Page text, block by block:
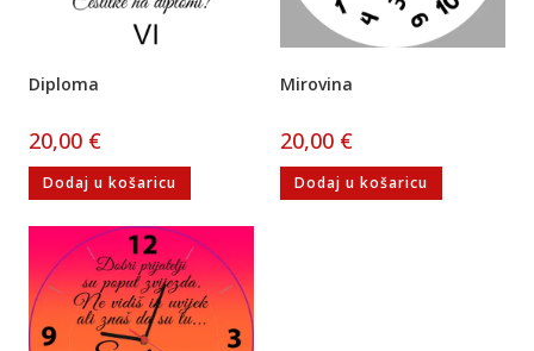
Diploma
20,00 €
Dodaj u košaricu
Mirovina
20,00 €
Dodaj u košaricu